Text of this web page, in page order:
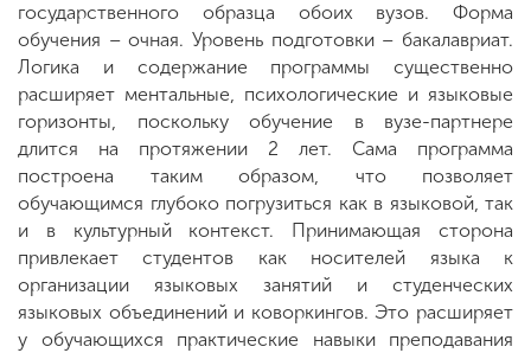
государственного образца обоих вузов. Форма
обучения – очная. Уровень подготовки – бакалавриат.
Логика и содержание программы существенно
расширяет ментальные, психологические и языковые
горизонты, поскольку обучение в вузе-партнере
длится на протяжении 2 лет. Сама программа
построена таким образом, что позволяет
обучающимся глубоко погрузиться как в языковой, так
и в культурный контекст. Принимающая сторона
привлекает студентов как носителей языка к
организации языковых занятий и студенческих
языковых объединений и коворкингов. Это расширяет
у обучающихся практические навыки преподавания